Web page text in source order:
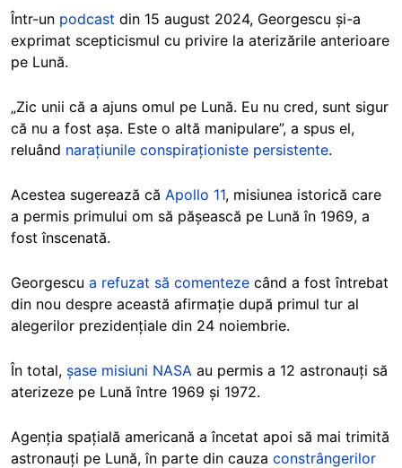
Într-un podcast din 15 august 2024, Georgescu și-a
exprimat scepticismul cu privire la aterizările anterioare
pe Lună.
„Zic unii că a ajuns omul pe Lună. Eu nu cred, sunt sigur
că nu a fost așa. Este o altă manipulare”, a spus el,
reluând narațiunile conspiraționiste persistente.
Acestea sugerează că Apollo 11, misiunea istorică care
a permis primului om să pășească pe Lună în 1969, a
fost înscenată.
Georgescu a refuzat să comenteze când a fost întrebat
din nou despre această afirmație după primul tur al
alegerilor prezidențiale din 24 noiembrie.
În total, șase misiuni NASA au permis a 12 astronauți să
aterizeze pe Lună între 1969 și 1972.
Agenția spațială americană a încetat apoi să mai trimită
astronauți pe Lună, în parte din cauza constrângerilor